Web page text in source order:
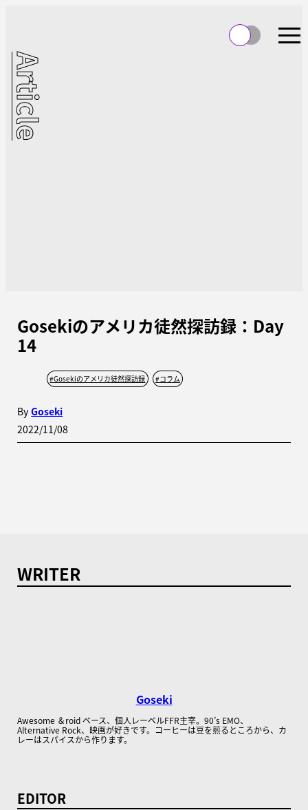
Article
Gosekiのアメリカ徒然探訪録：Day
14
#Gosekiのアメリカ徒然探訪録 #コラム
By Goseki
2022/11/08
WRITER
Goseki
Awesome ＆roid ベース、個人レーベルFFR主宰。90’s EMO、
Alternative Rock、映画が好きです。コーヒーは豆を煎るところから、カ
レーはスパイスから作ります。
EDITOR